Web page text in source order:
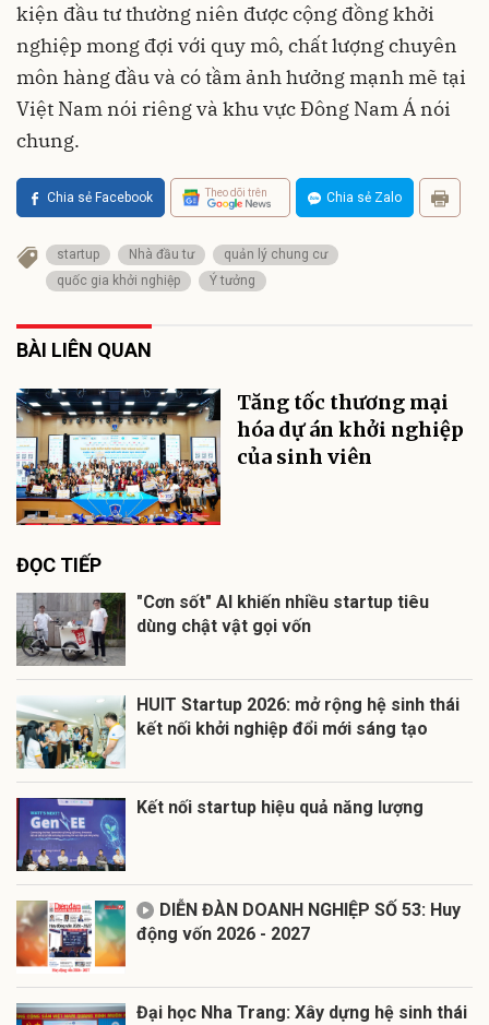
kiện đầu tư thường niên được cộng đồng khởi
nghiệp mong đợi với quy mô, chất lượng chuyên
môn hàng đầu và có tầm ảnh hưởng mạnh mẽ tại
Việt Nam nói riêng và khu vực Đông Nam Á nói
chung.
Chia sẻ Facebook Theo dõi trên Chia sẻ Zalo
startup Nhà đầu tư
quản lý chung cư
quốc gia khởi nghiệp
Ý tưởng
BÀI LIÊN QUAN
Tăng tốc thương mại
hóa dự án khởi nghiệp
của sinh viên
ĐỌC TIẾP
"Cơn sốt" AI khiến nhiều startup tiêu
dùng chật vật gọi vốn
HUIT Startup 2026: mở rộng hệ sinh thái
kết nối khởi nghiệp đổi mới sáng tạo
Kết nối startup hiệu quả năng lượng
DIỄN ĐÀN DOANH NGHIỆP SỐ 53: Huy
động vốn 2026 - 2027
Đại học Nha Trang: Xây dựng hệ sinh thái